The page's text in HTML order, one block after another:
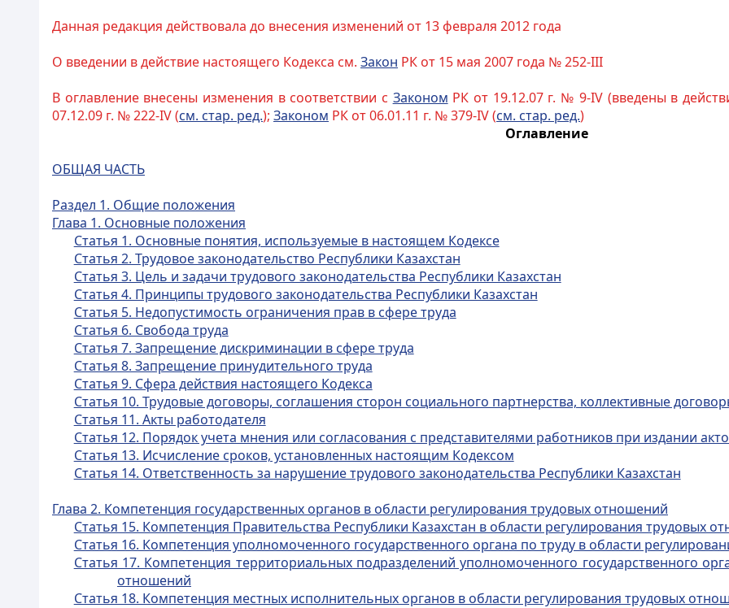
Данная редакция действовала до внесения изменений от 13 февраля 2012 года
О введении в действие настоящего Кодекса см. Закон РК от 15 мая 2007 года № 252-III
В оглавление внесены изменения в соответствии с Законом РК от 19.12.07 г. № 9-IV (введены в
07.12.09 г. № 222-IV (см. стар. ред.); Законом РК от 06.01.11 г. № 379-IV (см. стар. ред.)
Оглавление
ОБЩАЯ ЧАСТЬ
Раздел 1. Общие положения
Глава 1. Основные положения
Статья 1. Основные понятия, используемые в настоящем Кодексе
Статья 2. Трудовое законодательство Республики Казахстан
Статья 3. Цель и задачи трудового законодательства Республики Казахстан
Статья 4. Принципы трудового законодательства Республики Казахстан
Статья 5. Недопустимость ограничения прав в сфере труда
Статья 6. Свобода труда
Статья 7. Запрещение дискриминации в сфере труда
Статья 8. Запрещение принудительного труда
Статья 9. Сфера действия настоящего Кодекса
Статья 10. Трудовые договоры, соглашения сторон социального партнерства, коллективные
Статья 11. Акты работодателя
Статья 12. Порядок учета мнения или согласования с представителями работников при издании
Статья 13. Исчисление сроков, установленных настоящим Кодексом
Статья 14. Ответственность за нарушение трудового законодательства Республики Казахстан
Глава 2. Компетенция государственных органов в области регулирования трудовых отношений
Статья 15. Компетенция Правительства Республики Казахстан в области регулирования трудовых
Статья 16. Компетенция уполномоченного государственного органа по труду в области
Статья 17. Компетенция территориальных подразделений уполномоченного государственного
отношений
Статья 18. Компетенция местных исполнительных органов в области регулирования трудовых